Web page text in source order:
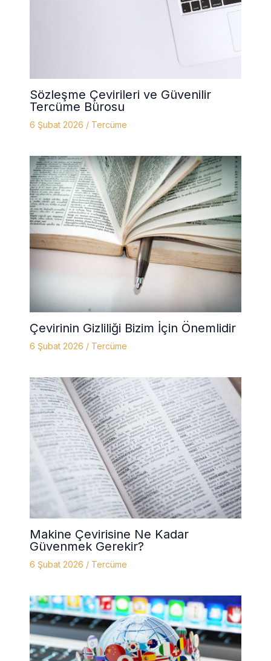
Sözleşme Çevirileri ve Güvenilir
Tercüme Bürosu
6 Şubat 2026 / Tercüme
Çevirinin Gizliliği Bizim İçin Önemlidir
6 Şubat 2026 / Tercüme
Makine Çevirisine Ne Kadar
Güvenmek Gerekir?
6 Şubat 2026 / Tercüme